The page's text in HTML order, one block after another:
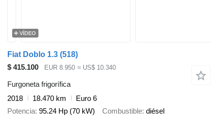
VÍDEO
Fiat Doblo 1.3 (518)
$ 415.100
EUR 8.950 ≈ US$ 10.340
Furgoneta frigorífica
2018
18.470 km
Euro 6
Potencia 95.24 Hp (70 kW) Combustible diésel